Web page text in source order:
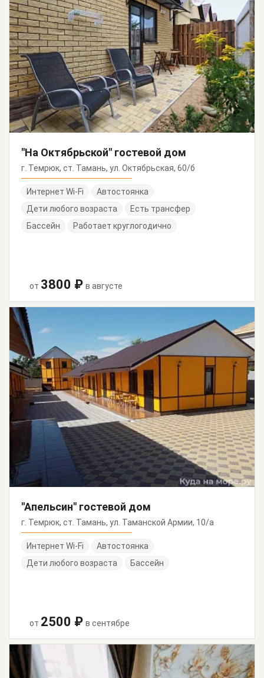
"На Октябрьской" гостевой дом
г. Темрюк, ст. Тамань, ул. Октябрьская, 60/б
Интернет Wi-Fi
Автостоянка
Дети любого возраста
Есть трансфер
Бассейн
Работает круглогодично
от 3800 ₽ в августе
"Апельсин" гостевой дом
г. Темрюк, ст. Тамань, ул. Таманской Армии, 10/а
Интернет Wi-Fi
Автостоянка
Дети любого возраста
Бассейн
от 2500 ₽ в сентябре